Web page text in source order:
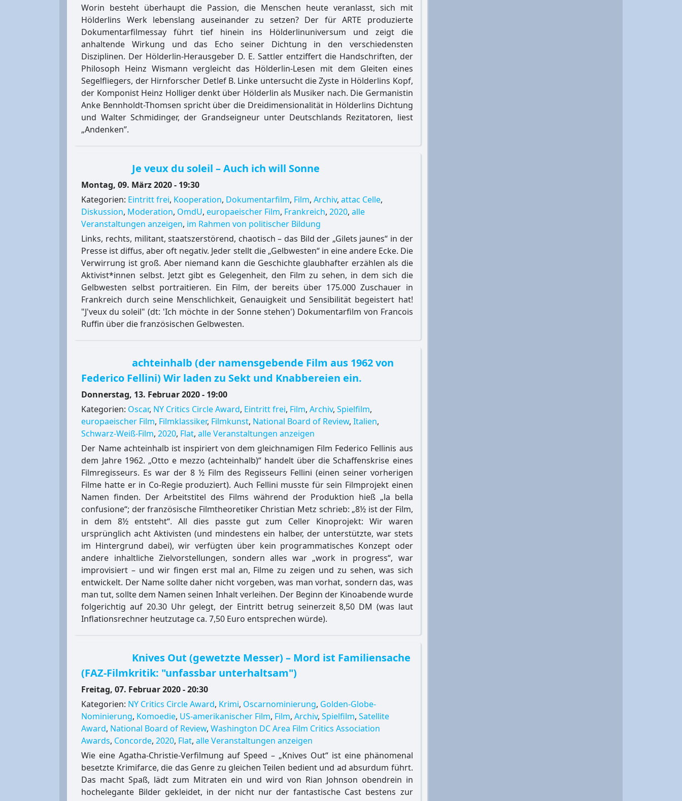
Worin besteht überhaupt die Passion, die Menschen heute veranlasst, sich mit
Hölderlins Werk lebenslang auseinander zu setzen? Der für ARTE produzierte
Dokumentarfilmessay führt tief hinein ins Hölderlinuniversum und zeigt die
anhaltende Wirkung und das Echo seiner Dichtung in den verschiedensten
Disziplinen. Der Hölderlin-Herausgeber D. E. Sattler entziffert die Handschriften, der
Philosoph Heinz Wismann vergleicht das Hölderlin-Lesen mit dem Gleiten eines
Segelfliegers, der Hirnforscher Detlef B. Linke untersucht die Zyste in Hölderlins Kopf,
der Komponist Heinz Holliger denkt über Hölderlin als Musiker nach. Die Germanistin
Anke Bennholdt-Thomsen spricht über die Dreidimensionalität in Hölderlins Dichtung
und Walter Schmidinger, der Grandseigneur unter Deutschlands Rezitatoren, liest
„Andenken”.
Je veux du soleil – Auch ich will Sonne
Montag, 09. März 2020 - 19:30
Kategorien: Eintritt frei, Kooperation, Dokumentarfilm, Film,Archiv,attac Celle,
Diskussion, Moderation, OmdU,europaeischer Film, Frankreich,2020,alle
Veranstaltungen anzeigen, im Rahmen von politischer Bildung
Links, rechts, militant, staatszerstörend, chaotisch – das Bild der „Gilets jaunes“ in der
Presse ist diffus, aber oft negativ. Jeder stellt die „Gelbwesten“ in eine andere Ecke. Die
Verwirrung ist groß. Aber niemand kann die Geschichte glaubhafter erzählen als die
Aktivist*innen selbst. Jetzt gibt es Gelegenheit, den Film zu sehen, in dem sich die
Gelbwesten selbst portraitieren. Ein Film, der bereits über 175.000 Zuschauer in
Frankreich durch seine Menschlichkeit, Genauigkeit und Sensibilität begeistert hat!
"J'veux du soleil" (dt: 'Ich möchte in der Sonne stehen') Dokumentarfilm von Francois
Ruffin über die französischen Gelbwesten.
achteinhalb (der namensgebende Film aus 1962 von
Federico Fellini) Wir laden zu Sekt und Knabbereien ein.
Donnerstag, 13. Februar 2020 - 19:00
Kategorien: Oscar, NY Critics Circle Award, Eintritt frei, Film,Archiv,Spielfilm,
europaeischer Film, Filmklassiker, Filmkunst, National Board of Review,Italien,
Schwarz-Weiß-Film,2020, Flat,alle Veranstaltungen anzeigen
Der Name achteinhalb ist inspiriert von dem gleichnamigen Film Federico Fellinis aus
dem Jahre 1962. „Otto e mezzo (achteinhalb)“ handelt über die Schaffenskrise eines
Filmregisseurs. Es war der 8 ½ Film des Regisseurs Fellini (einen seiner vorherigen
Filme hatte er in Co-Regie produziert). Auch Fellini musste für sein Filmprojekt einen
Namen finden. Der Arbeitstitel des Films während der Produktion hieß „la bella
confusione“; der französische Filmtheoretiker Christian Metz schrieb: „8½ ist der Film,
in dem 8½ entsteht“. All dies passte gut zum Celler Kinoprojekt: Wir waren
ursprünglich acht Aktivisten (und mindestens ein halber, der unterstützte, war stets
im Hintergrund dabei), wir verfügten über kein programmatisches Konzept oder
andere inhaltliche Zielvorstellungen, sondern alles war „work in progress“, war
improvisiert – und wir fingen erst mal an, Filme zu zeigen und zu sehen, was sich
entwickelt. Der Name sollte daher nicht vorgeben, was man vorhat, sondern das, was
man tut, sollte dem Namen seinen Inhalt verleihen. Der Beginn der Kinoabende wurde
folgerichtig auf 20.30 Uhr gelegt, der Eintritt betrug seinerzeit 8,50 DM (was laut
Inflationsrechner heutzutage ca. 7,50 Euro entsprechen würde).
Knives Out (gewetzte Messer) – Mord ist Familiensache
(FAZ-Filmkritik: "unfassbar unterhaltsam")
Freitag, 07. Februar 2020 - 20:30
Kategorien: NY Critics Circle Award, Krimi, Oscarnominierung, Golden-Globe-
Nominierung, Komoedie, US-amerikanischer Film, Film,Archiv,Spielfilm,Satellite
Award, National Board of Review,Washington DC Area Film Critics Association
Awards, Concorde,2020, Flat,alle Veranstaltungen anzeigen
Wie eine Agatha-Christie-Verfilmung auf Speed – „Knives Out“ ist eine phänomenal
besetzte Krimifarce, die das Genre zu gleichen Teilen bedient und ad absurdum führt.
Das macht Spaß, lädt zum Mitraten ein und wird von Rian Johnson obendrein in
hochelegante Bilder gekleidet, in der nicht nur der fantastische Cast bestens zur